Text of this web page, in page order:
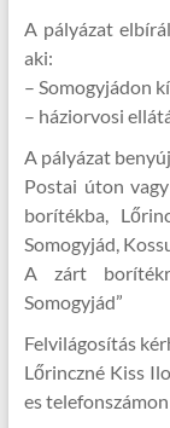
A pályázat
aki:
– Somogyjádon
– háziorvosi
A pályázat
Postai úton
borítékba,
Somogyjád,
A zárt
Somogyjád”
Felvilágosítás
Lőrinczné Kiss
es telefonszámon